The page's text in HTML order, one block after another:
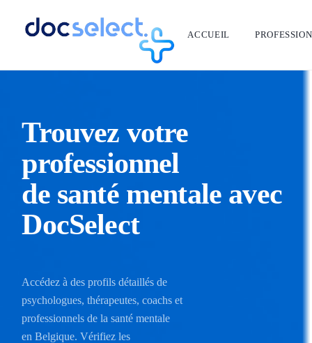
ACCUEIL
Trouvez votre
professionnel
de santé mentale avec
DocSelect
Accédez à des profils détaillés de
psychologues, thérapeutes, coachs et
professionnels de la santé mentale
en Belgique. Vérifiez les